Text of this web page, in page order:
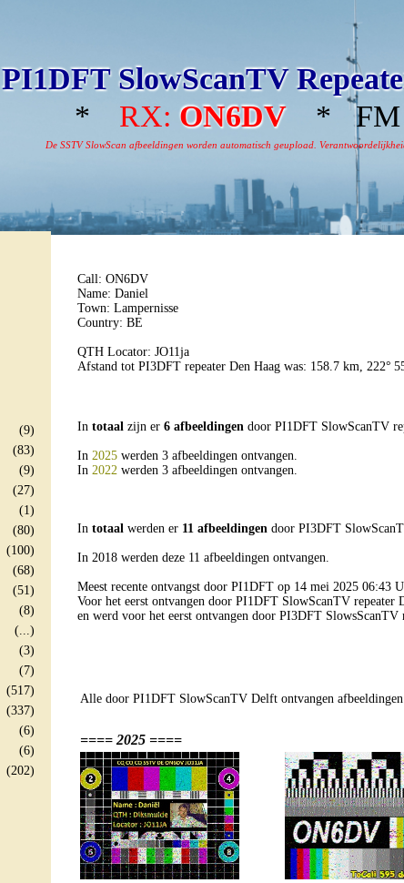
PI1DFT SlowScanTV
*
RX: ON6DV *
De SSTV SlowScan afbeeldingen worden automatisch geupload.
(9)
(83)
(9)
(27)
(1)
(80)
(100)
(68)
(51)
(8)
(...)
(3)
(7)
(517)
(337)
(6)
(6)
(202)
Call: ON6DV
Name: Daniel
Town: Lampernisse
Country: BE
QTH Locator: JO11ja
Afstand tot PI3DFT repeater Den Haag was: 158.7 km, 222°
In totaal zijn er 6 afbeeldingen door PI1DFT SlowScanTV
In 2025 werden 3 afbeeldingen ontvangen.
In 2022 werden 3 afbeeldingen ontvangen.
In totaal werden er 11 afbeeldingen door PI3DFT
In 2018 werden deze 11 afbeeldingen ontvangen.
Meest recente ontvangst door PI1DFT op 14 mei 2025 06:43
Voor het eerst ontvangen door PI1DFT SlowScanTV
en werd voor het eerst ontvangen door PI3DFT
Alle door PI1DFT SlowScanTV Delft ontvangen
==== 2025 ====